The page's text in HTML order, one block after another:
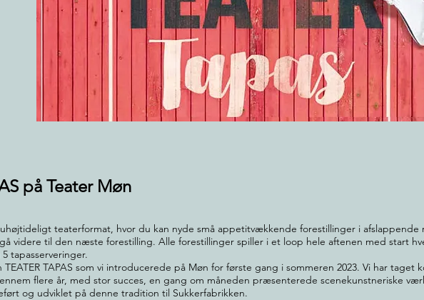
på Teater Møn
uhøjtideligt teaterformat, hvor du kan nyde små appetitvækkende forestillinger i
videre til den næste forestilling. Alle forestillinger spiller i et loop hele aftenen med start
tapasserveringer.
TEATER TAPAS som vi introducerede på Møn for første gang i sommeren 2023. Vi har taget
flere år, med stor succes, en gang om måneden præsenterede scenekunstneriske
og udviklet på denne tradition til Sukkerfabrikken.